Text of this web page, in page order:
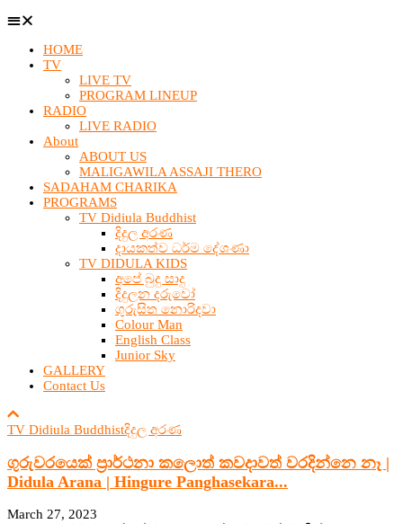
HOME
TV
LIVE TV
PROGRAM LINEUP
RADIO
LIVE RADIO
About
ABOUT US
MALIGAWILA ASSAJI THERO
SADAHAM CHARIKA
PROGRAMS
TV Didiula Buddhist
දිදුල අරණ
දායකත්ව ධර්ම දේශණා
TV DIDULA KIDS
අපේ බුදු සාදු
දිදුලන දරුවෝ
ගුරුසිත නොරිදවා
Colour Man
English Class
Junior Sky
GALLERY
Contact Us
TV Didiula Buddhistදිදුල අරණ
ගුරුවරයෙක් ප්‍රාර්ථනා කලොත් කවදාවත් වරදින්නෙ නෑ |
Didula Arana | Hingure Panghasekara...
March 27, 2023